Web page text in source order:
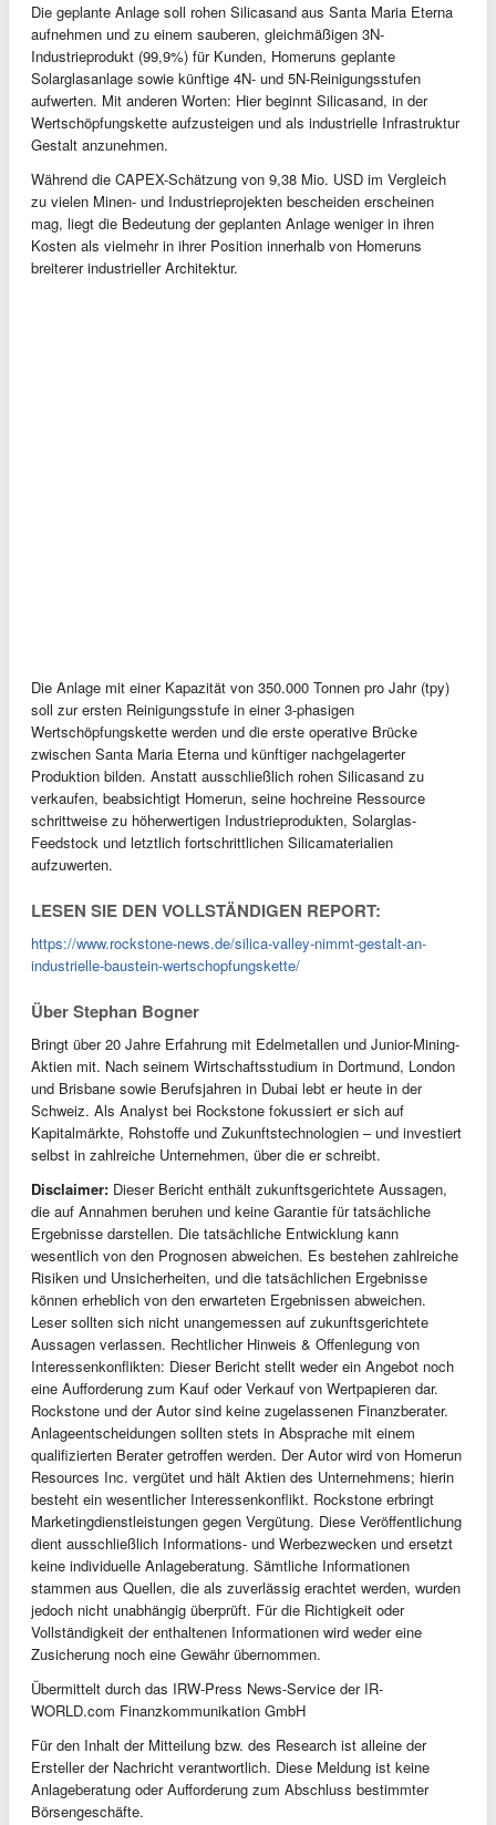
Die geplante Anlage soll rohen Silicasand aus Santa Maria Eterna
aufnehmen und zu einem sauberen, gleichmäßigen 3N-
Industrieprodukt (99,9%) für Kunden, Homeruns geplante
Solarglasanlage sowie künftige 4N- und 5N-Reinigungsstufen
aufwerten. Mit anderen Worten: Hier beginnt Silicasand, in der
Wertschöpfungskette aufzusteigen und als industrielle Infrastruktur
Gestalt anzunehmen.
Während die CAPEX-Schätzung von 9,38 Mio. USD im Vergleich
zu vielen Minen- und Industrieprojekten bescheiden erscheinen
mag, liegt die Bedeutung der geplanten Anlage weniger in ihren
Kosten als vielmehr in ihrer Position innerhalb von Homeruns
breiterer industrieller Architektur.
Die Anlage mit einer Kapazität von 350.000 Tonnen pro Jahr (tpy)
soll zur ersten Reinigungsstufe in einer 3-phasigen
Wertschöpfungskette werden und die erste operative Brücke
zwischen Santa Maria Eterna und künftiger nachgelagerter
Produktion bilden. Anstatt ausschließlich rohen Silicasand zu
verkaufen, beabsichtigt Homerun, seine hochreine Ressource
schrittweise zu höherwertigen Industrieprodukten, Solarglas-
Feedstock und letztlich fortschrittlichen Silicamaterialien
aufzuwerten.
LESEN SIE DEN VOLLSTÄNDIGEN REPORT:
https://www.rockstone-news.de/silica-valley-nimmt-gestalt-an-
industrielle-baustein-wertschopfungskette/
Über Stephan Bogner
Bringt über 20 Jahre Erfahrung mit Edelmetallen und Junior-Mining-
Aktien mit. Nach seinem Wirtschaftsstudium in Dortmund, London
und Brisbane sowie Berufsjahren in Dubai lebt er heute in der
Schweiz. Als Analyst bei Rockstone fokussiert er sich auf
Kapitalmärkte, Rohstoffe und Zukunftstechnologien – und investiert
selbst in zahlreiche Unternehmen, über die er schreibt.
Disclaimer: Dieser Bericht enthält zukunftsgerichtete Aussagen,
die auf Annahmen beruhen und keine Garantie für tatsächliche
Ergebnisse darstellen. Die tatsächliche Entwicklung kann
wesentlich von den Prognosen abweichen. Es bestehen zahlreiche
Risiken und Unsicherheiten, und die tatsächlichen Ergebnisse
können erheblich von den erwarteten Ergebnissen abweichen.
Leser sollten sich nicht unangemessen auf zukunftsgerichtete
Aussagen verlassen. Rechtlicher Hinweis & Offenlegung von
Interessenkonflikten: Dieser Bericht stellt weder ein Angebot noch
eine Aufforderung zum Kauf oder Verkauf von Wertpapieren dar.
Rockstone und der Autor sind keine zugelassenen Finanzberater.
Anlageentscheidungen sollten stets in Absprache mit einem
qualifizierten Berater getroffen werden. Der Autor wird von Homerun
Resources Inc. vergütet und hält Aktien des Unternehmens; hierin
besteht ein wesentlicher Interessenkonflikt. Rockstone erbringt
Marketingdienstleistungen gegen Vergütung. Diese Veröffentlichung
dient ausschließlich Informations- und Werbezwecken und ersetzt
keine individuelle Anlageberatung. Sämtliche Informationen
stammen aus Quellen, die als zuverlässig erachtet werden, wurden
jedoch nicht unabhängig überprüft. Für die Richtigkeit oder
Vollständigkeit der enthaltenen Informationen wird weder eine
Zusicherung noch eine Gewähr übernommen.
Übermittelt durch das IRW-Press News-Service der IR-
WORLD.com Finanzkommunikation GmbH
Für den Inhalt der Mitteilung bzw. des Research ist alleine der
Ersteller der Nachricht verantwortlich. Diese Meldung ist keine
Anlageberatung oder Aufforderung zum Abschluss bestimmter
Börsengeschäfte.